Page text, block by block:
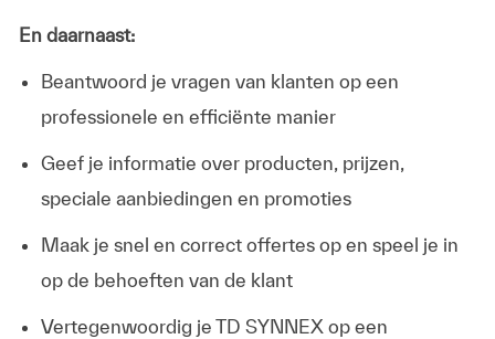
En daarnaast:
Beantwoord je vragen van klanten op een
professionele en efficiënte manier
Geef je informatie over producten, prijzen,
speciale aanbiedingen en promoties
Maak je snel en correct offertes op en speel je in
op de behoeften van de klant
Vertegenwoordig je TD SYNNEX op een